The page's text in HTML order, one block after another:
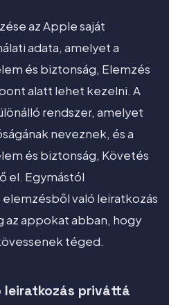
az Apple saját
adata, amelyet a
és biztonság, Elemzés
alatt lehet kezelni. A
rendszer, amelyet
neveznek, és a
és biztonság, Követés
el. Egymástól
való leiratkozás
az appokat abban, hogy
téged.
leiratkozás priváttá